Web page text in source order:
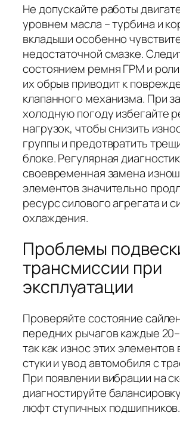
Не допускайте работы
уровнем масла – турбина и
вкладыши особенно
недостаточной смазке.
состоянием ремня ГРМ и
их обрыв приводит к
клапанного механизма. При
холодную погоду избегайте
нагрузок, чтобы снизить
группы и предотвратить
блоке. Регулярная
своевременная замена
элементов значительно
ресурс силового агрегата и
охлаждения.
Проблемы
трансмиссии при
эксплуатации
Проверяйте состояние
передних рычагов каждые
так как износ этих элементов
стуки и увод автомобиля с
При появлении вибрации на
диагностируйте
люфт ступичных подшипников.